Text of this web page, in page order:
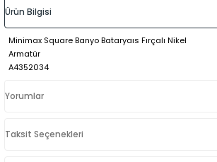
Ürün Bilgisi
Minimax Square Banyo Bataryaıs Fırçalı Nikel
Armatür
A4352034
Yorumlar
Taksit Seçenekleri